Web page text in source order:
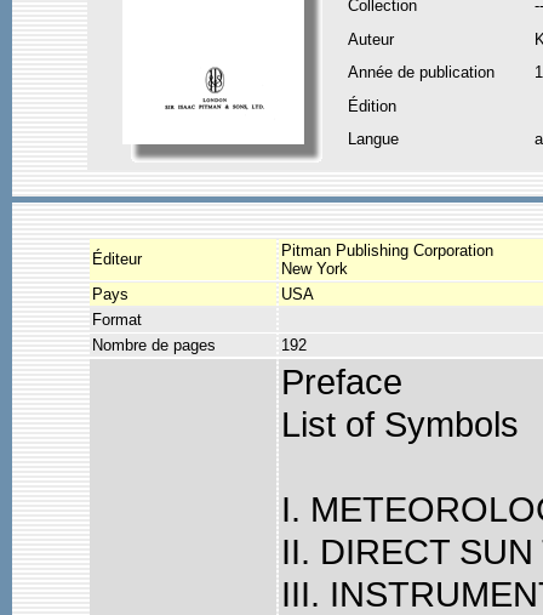
Collection
--
Auteur
Année de publication
Édition
Langue
Éditeur
Pitman Publishing Corporation
New York
Pays
USA
Format
Nombre de pages
192
Preface
List of Symbols
I.
II. DIRECT
III.